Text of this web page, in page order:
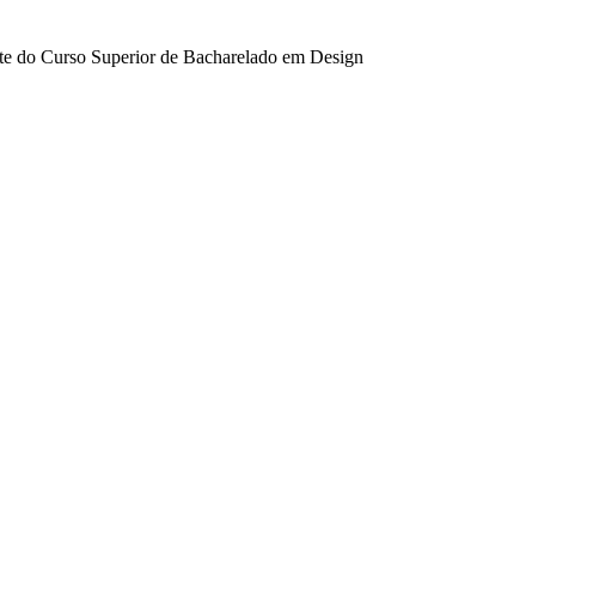
do Curso Superior de Bacharelado em Design